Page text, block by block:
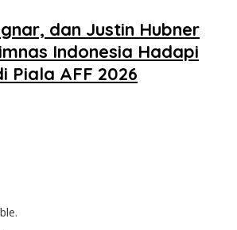
dan Justin Hubner
Indonesia Hadapi
Piala AFF 2026